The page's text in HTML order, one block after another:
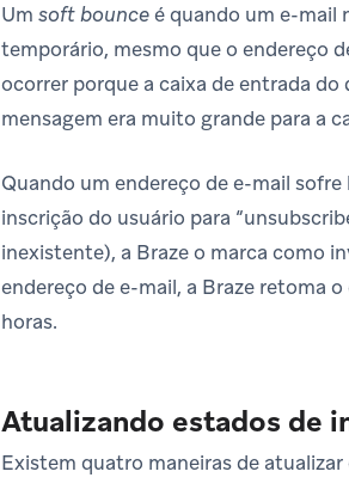
Um soft bounceé quando um e-mail
temporário, mesmo que o endereço
ocorrer porque a caixa de entrada
mensagem era muito grande para a
Quando um endereço de e-mail
inscrição do usuário para
inexistente), a Braze o marca como
endereço de e-mail, a Braze retoma
horas.
Atualizando estados de
Existem quatro maneiras de